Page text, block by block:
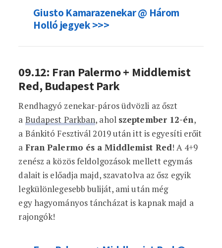
Giusto Kamarazenekar @ Három
Holló jegyek >>>
09.12: Fran Palermo + Middlemist
Red, Budapest Park
Rendhagyó zenekar-páros üdvözli az őszt
a Budapest Parkban, ahol szeptember 12-én,
a Bánkitó Fesztivál 2019 után itt is egyesíti erőit
a Fran Palermo és a Middlemist Red! A 4+9
zenész a közös feldolgozások mellett egymás
dalait is előadja majd, szavatolva az ősz egyik
legkülönlegesebb buliját, ami után még
egy hagyományos táncházat is kapnak majd a
rajongók!